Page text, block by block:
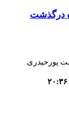
درگذشت
پورحیدری